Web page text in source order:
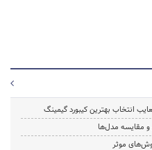
انتخاب بهترین کیبورد گیمینگ
و مقایسه مدل‌ها
موثر